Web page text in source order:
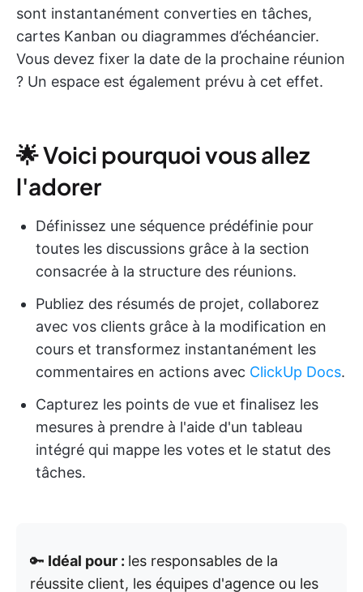
sont instantanément converties en tâches,
cartes Kanban ou diagrammes d’échéancier.
Vous devez fixer la date de la prochaine réunion
? Un espace est également prévu à cet effet.
🌟 Voici pourquoi vous allez
l'adorer
Définissez une séquence prédéfinie pour
toutes les discussions grâce à la section
consacrée à la structure des réunions.
Publiez des résumés de projet, collaborez
avec vos clients grâce à la modification en
cours et transformez instantanément les
commentaires en actions avec ClickUp Docs.
Capturez les points de vue et finalisez les
mesures à prendre à l'aide d'un tableau
intégré qui mappe les votes et le statut des
tâches.
🔑 Idéal pour : les responsables de la
réussite client, les équipes d'agence ou les